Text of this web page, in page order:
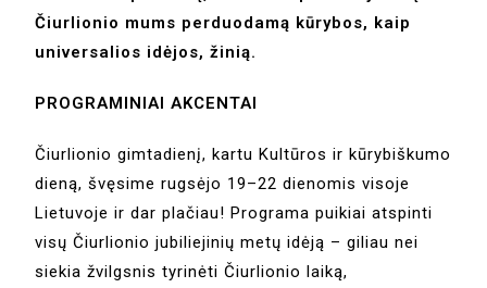
Čiurlionio mums perduodamą kūrybos, kaip
universalios idėjos, žinią.
PROGRAMINIAI AKCENTAI
Čiurlionio gimtadienį, kartu Kultūros ir kūrybiškumo
dieną, švęsime rugsėjo 19–22 dienomis visoje
Lietuvoje ir dar plačiau! Programa puikiai atspinti
visų Čiurlionio jubiliejinių metų idėją – giliau nei
siekia žvilgsnis tyrinėti Čiurlionio laiką,